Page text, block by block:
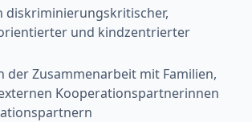
diskriminierungskritischer,
und kindzentrierter
der Zusammenarbeit mit Familien,
Kooperationspartnerinnen